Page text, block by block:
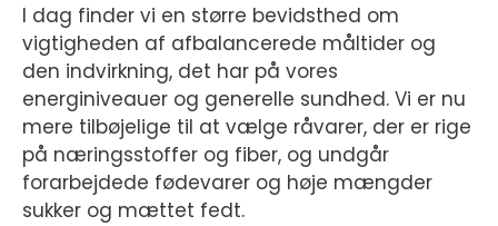
I dag finder vi en større bevidsthed om
vigtigheden af afbalancerede måltider og
den indvirkning, det har på vores
energiniveauer og generelle sundhed. Vi er nu
mere tilbøjelige til at vælge råvarer, der er rige
på næringsstoffer og fiber, og undgår
forarbejdede fødevarer og høje mængder
sukker og mættet fedt.